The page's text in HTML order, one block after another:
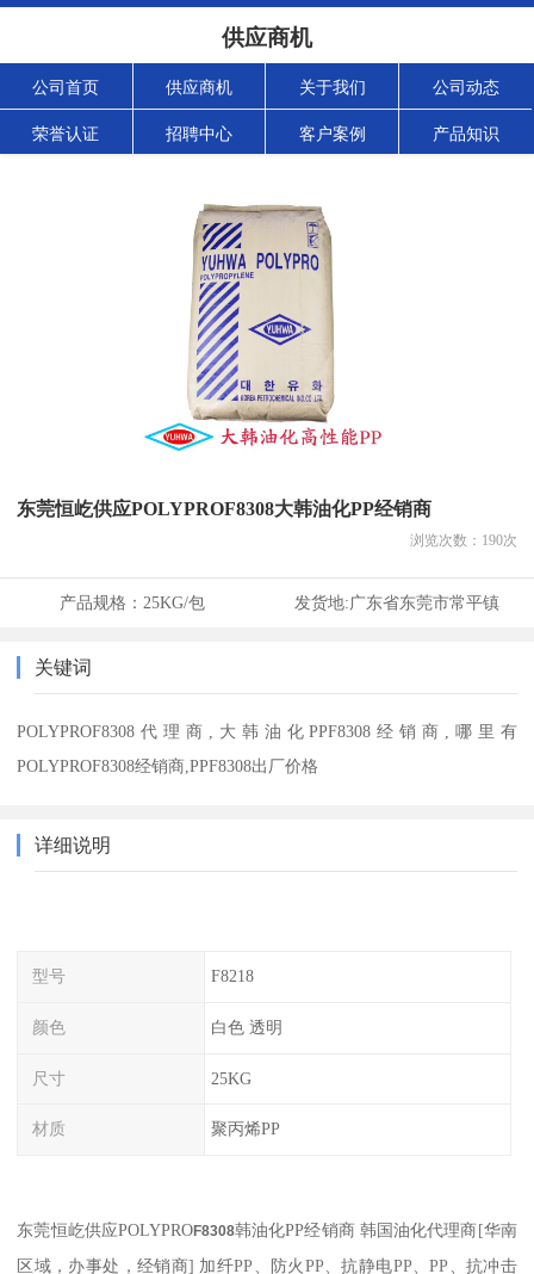
供应商机
公司首页 供应商机 关于我们 公司动态
荣誉认证 招聘中心 客户案例 产品知识
东莞恒屹供应POLYPROF8308大韩油化PP经销商
浏览次数： 190次
产品规格： 25KG/包 发货地:广东省东莞市常平镇
关键词
POLYPROF8308代理商,大韩油化PPF8308经销商,哪里有
POLYPROF8308经销商,PPF8308出厂价格
详细说明
型号 F8218
颜色 白色 透明
尺寸 25KG
材质 聚丙烯PP
东莞恒屹供应POLYPROF8308韩油化PP经销商 韩国油化代理商[华南
区域，办事处，经销商] 加纤PP 、防火PP 、抗静电PP 、PP 、抗冲击